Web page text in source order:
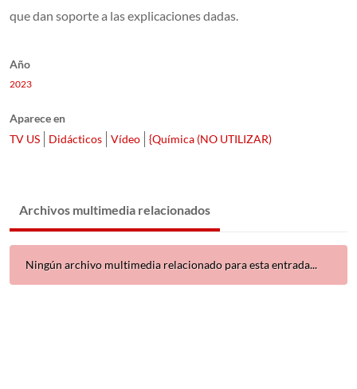
que dan soporte a las explicaciones dadas.
Año
2023
Aparece en
TV US
Didácticos Vídeo {Química (NO UTILIZAR)
Archivos multimedia relacionados
Ningún archivo multimedia relacionado para esta entrada...